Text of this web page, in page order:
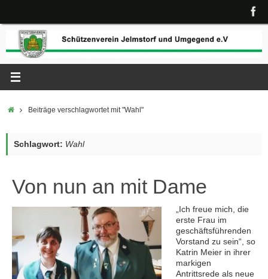
springen
StartBeiträge verschlagwortet mit "Wahl"
Schlagwort: Wahl
Von nun an mit Dame
„Ich freue mich, die
erste Frau im
geschäftsführenden
Vorstand zu sein“, so
Katrin Meier in ihrer
markigen
Antrittsrede als neue